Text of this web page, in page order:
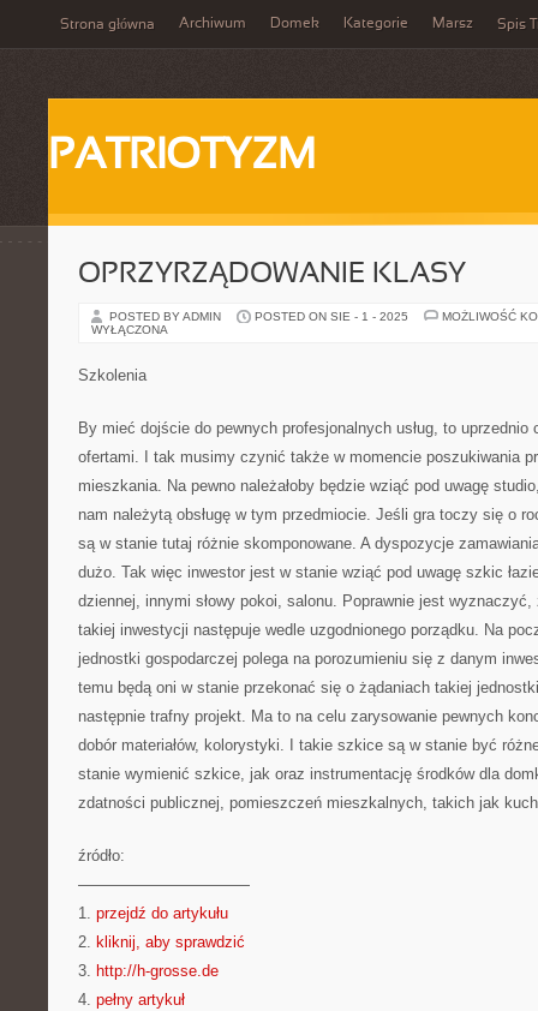
Strona główna Archiwum Domek Kategorie Marsz Spis
PATRIOTYZM
OPRZYRZĄDOWANIE KLASY
POSTED BY ADMIN POSTED ON SIE - 1 - 2025
MOŻLIWOŚĆ
WYŁĄCZONA
Szkolenia
By mieć dojście do pewnych profesjonalnych usług, to
ofertami. I tak musimy czynić także w momencie poszukiwania
mieszkania. Na pewno należałoby będzie wziąć pod uwagę
nam należytą obsługę w tym przedmiocie. Jeśli gra toczy się o
są w stanie tutaj różnie skomponowane. A dyspozycje
dużo. Tak więc inwestor jest w stanie wziąć pod uwagę szkic
dziennej, innymi słowy pokoi, salonu. Poprawnie jest wyznaczyć,
takiej inwestycji następuje wedle uzgodnionego porządku. Na
jednostki gospodarczej polega na porozumieniu się z danym
temu będą oni w stanie przekonać się o żądaniach takiej
następnie trafny projekt. Ma to na celu zarysowanie pewnych
dobór materiałów, kolorystyki. I takie szkice są w stanie być
stanie wymienić szkice, jak oraz instrumentację środków dla
zdatności publicznej, pomieszczeń mieszkalnych, takich jak
źródło:
———————————
1. przejdź do artykułu
2. kliknij, aby sprawdzić
3. http://h-grosse.de
4. pełny artykuł